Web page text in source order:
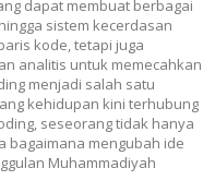
dapat membuat berbagai
sistem kecerdasan
kode, tetapi juga
analitis untuk memecahkan
menjadi salah satu
kehidupan kini terhubung
seseorang tidak hanya
bagaimana mengubah ide
Muhammadiyah